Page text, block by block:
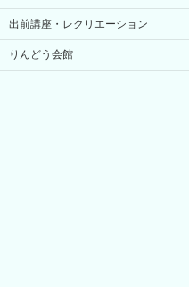
出前講座・レクリエーション
りんどう会館